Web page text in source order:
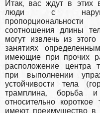
Итак, вас ждут в этих
люди с
соотношения длины
могут извлечь из
занятиях
имеющие при прочих
расположение центра
при выполнении
устойчивости тела
трамплина,
относительно
имеют преимущество